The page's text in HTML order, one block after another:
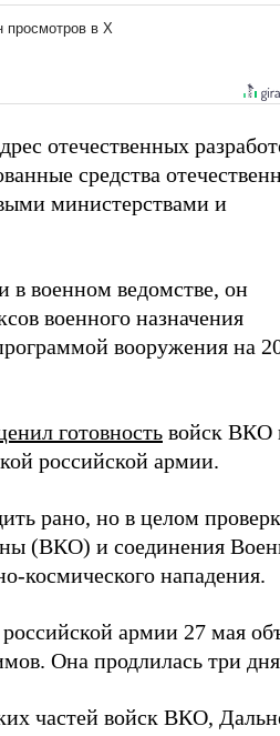
отечественных
средства
министерствами и
в военном ведомстве, он
военного назначения
вооружения на
готовность войск
российской армии.
рано, но в целом
(ВКО) и соединения
космического нападения.
российской армии 27 мая
Она продлилась три
частей войск ВКО,